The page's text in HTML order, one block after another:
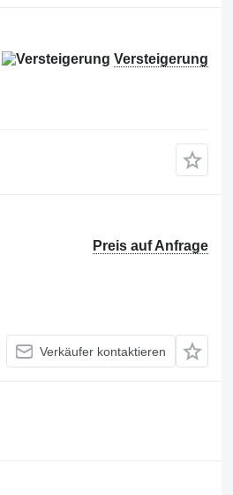
Versteigerung
Preis auf Anfrage
Verkäufer kontaktieren